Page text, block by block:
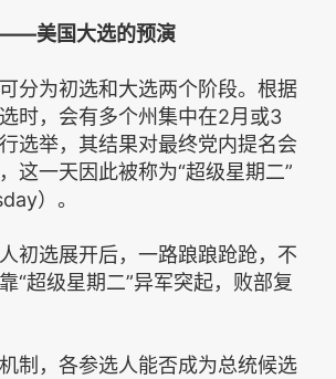
美国大选的预演
分为初选和大选两个阶段。根据
时，会有多个州集中在2月或3
选举，其结果对最终党内提名会
这一天因此被称为“超级星期二”
）。
初选展开后，一路踉踉跄跄，不
“超级星期二”异军突起，败部复
制，各参选人能否成为总统候选